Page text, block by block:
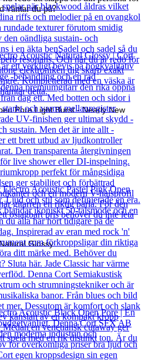
väntar du på?
Pore Light Burst - Nearly New
Glossy